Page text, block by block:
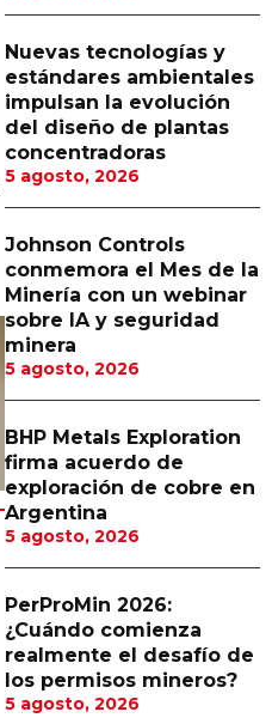
Nuevas tecnologías y
estándares ambientales
impulsan la evolución
del diseño de plantas
concentradoras
5 agosto, 2026
Johnson Controls
conmemora el Mes de la
Minería con un webinar
sobre IA y seguridad
minera
5 agosto, 2026
BHP Metals Exploration
firma acuerdo de
exploración de cobre en
Argentina
5 agosto, 2026
PerProMin 2026:
¿Cuándo comienza
realmente el desafío de
los permisos mineros?
5 agosto, 2026